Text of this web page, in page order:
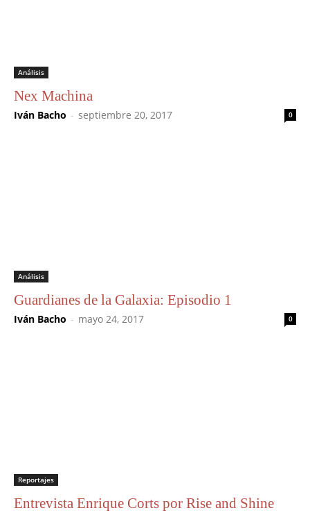
Análisis
Nex Machina
Iván Bacho - septiembre 20, 2017 0
Análisis
Guardianes de la Galaxia: Episodio 1
Iván Bacho - mayo 24, 2017 0
Reportajes
Entrevista Enrique Corts por Rise and Shine